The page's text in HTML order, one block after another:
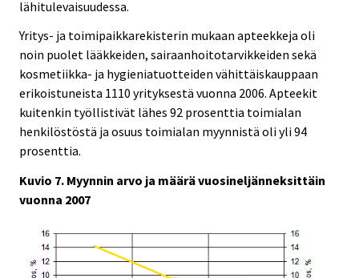
lähitulevaisuudessa.
Yritys- ja toimipaikkarekisterin mukaan apteekkeja oli
noin puolet lääkkeiden, sairaanhoitotarvikkeiden sekä
kosmetiikka- ja hygieniatuotteiden vähittäiskauppaan
erikoistuneista 1110 yrityksestä vuonna 2006. Apteekit
kuitenkin työllistivät lähes 92 prosenttia toimialan
henkilöstöstä ja osuus toimialan myynnistä oli yli 94
prosenttia.
Kuvio 7. Myynnin arvo ja määrä vuosineljänneksittäin
vuonna 2007